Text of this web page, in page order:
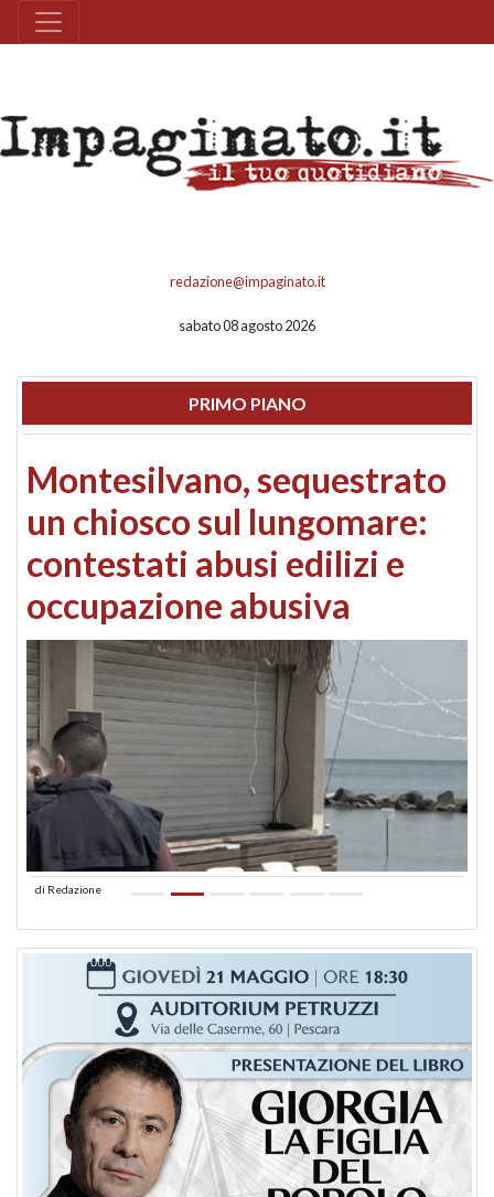
redazione@impaginato.it
sabato 08 agosto 2026
PRIMO PIANO
Montesilvano, sequestrato
un chiosco sul lungomare:
contestati abusi edilizi e
occupazione abusiva
di Redazione